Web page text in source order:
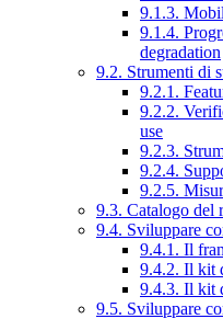
9.1.3.
9.1.4.
degradation
9.2. Strumenti di
9.2.1.
9.2.2.
use
9.2.3.
9.2.4.
9.2.5.
9.3. Catalogo del
9.4. Sviluppare
9.4.1. Il
9.4.2. Il kit
9.4.3. Il kit
9.5. Sviluppare